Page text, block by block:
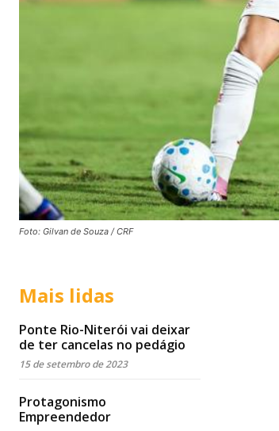
Foto: Gilvan de Souza / CRF
Mais lidas
Ponte Rio-Niterói vai deixar
de ter cancelas no pedágio
15 de setembro de 2023
Protagonismo
Empreendedor